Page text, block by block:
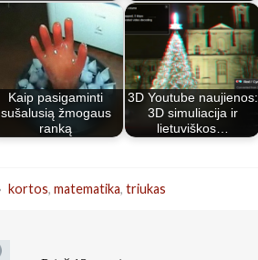
Kaip pasigaminti
sušalusią žmogaus
ranką
3D Youtube naujienos:
3D simuliacija ir
lietuviškos…
kortos, matematika, triukas